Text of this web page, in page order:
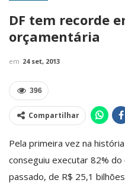
DF tem recorde
orçamentária
em 24 set, 2013
396
Compartilhar
Pela primeira vez na
conseguiu executar 82%
passado, de R$ 25,1